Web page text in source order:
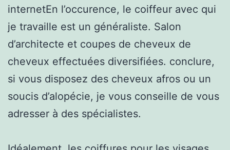
internetEn l’occurence, le coiffeur avec qui
je travaille est un généraliste. Salon
d’architecte et coupes de cheveux de
cheveux effectuées diversifiées. conclure,
si vous disposez des cheveux afros ou un
soucis d’alopécie, je vous conseille de vous
adresser à des spécialistes.